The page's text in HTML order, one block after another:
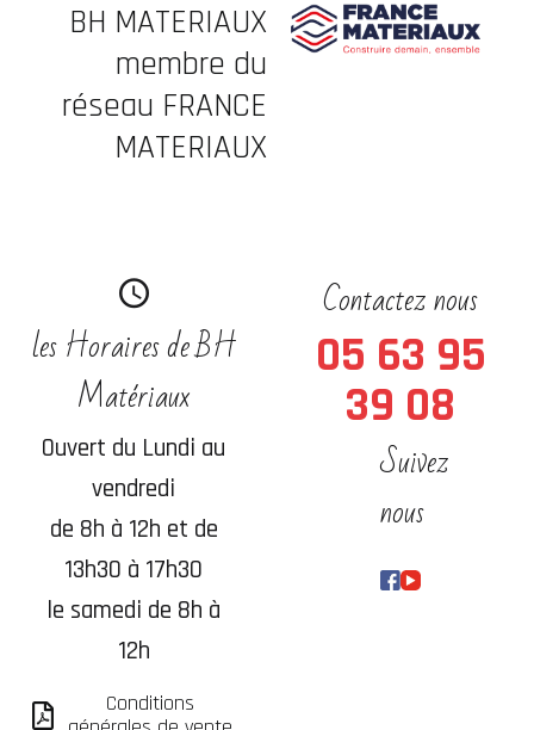
BH MATERIAUX
membre du
réseau FRANCE
MATERIAUX
les Horaires de BH
Matériaux
Ouvert du Lundi au
vendredi
de 8h à 12h et de
13h30 à 17h30
le samedi de 8h à
12h
Conditions
Contactez nous
05 63 95
39 08
Suivez
nous